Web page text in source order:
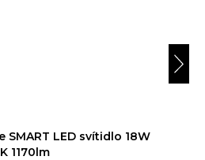
SMART LED svítidlo 18W
1170lm